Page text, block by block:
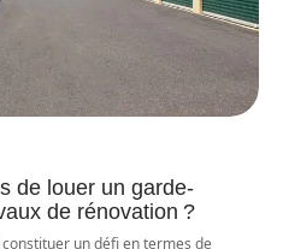
de louer un garde-
de rénovation ?
un défi en termes de